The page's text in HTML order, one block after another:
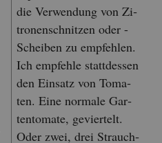
die Ver­wen­dung von Zi­
tro­nen­schnit­zen oder -
Schei­ben zu emp­feh­len.
Ich emp­feh­le statt­des­sen
den Ein­satz von To­ma­
ten. Eine nor­ma­le Gar­
ten­to­ma­te, ge­vier­telt.
Oder zwei, drei Strauch­